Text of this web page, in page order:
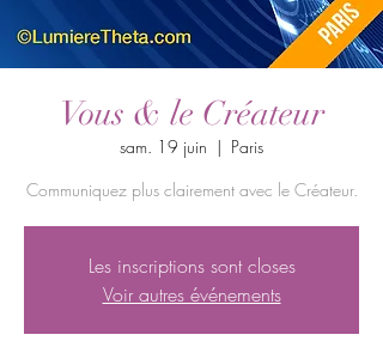
Vous & le Créateur
sam. 19 juin
  |
Paris
Communiquez plus clairement avec le Créateur.
Les inscriptions sont closes
Voir autres événements